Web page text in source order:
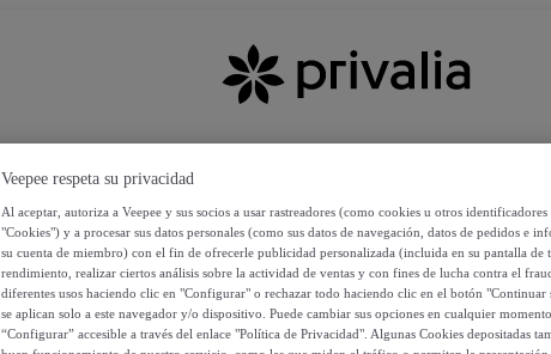
Veepee respeta su privacidad
Al aceptar, autoriza a Veepee y sus socios a usar rastreadores (como cookies u otros
"Cookies") y a procesar sus datos personales (como sus datos de navegación, datos de pedidos e
su cuenta de miembro) con el fin de ofrecerle publicidad personalizada (incluida en su pantalla de
rendimiento, realizar ciertos análisis sobre la actividad de ventas y con fines de lucha contra el
diferentes usos haciendo clic en "Configurar" o rechazar todo haciendo clic en el botón "Continuar
se aplican solo a este navegador y/o dispositivo. Puede cambiar sus opciones en cualquier
“Configurar” accesible a través del enlace "Política de Privacidad". Algunas Cookies depositadas